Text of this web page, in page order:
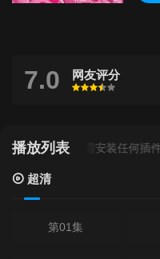
7.0 网友评分
很差
较差还行推荐力荐
播放列表
来源超清 - 无需安装任何插件
超清
第01集